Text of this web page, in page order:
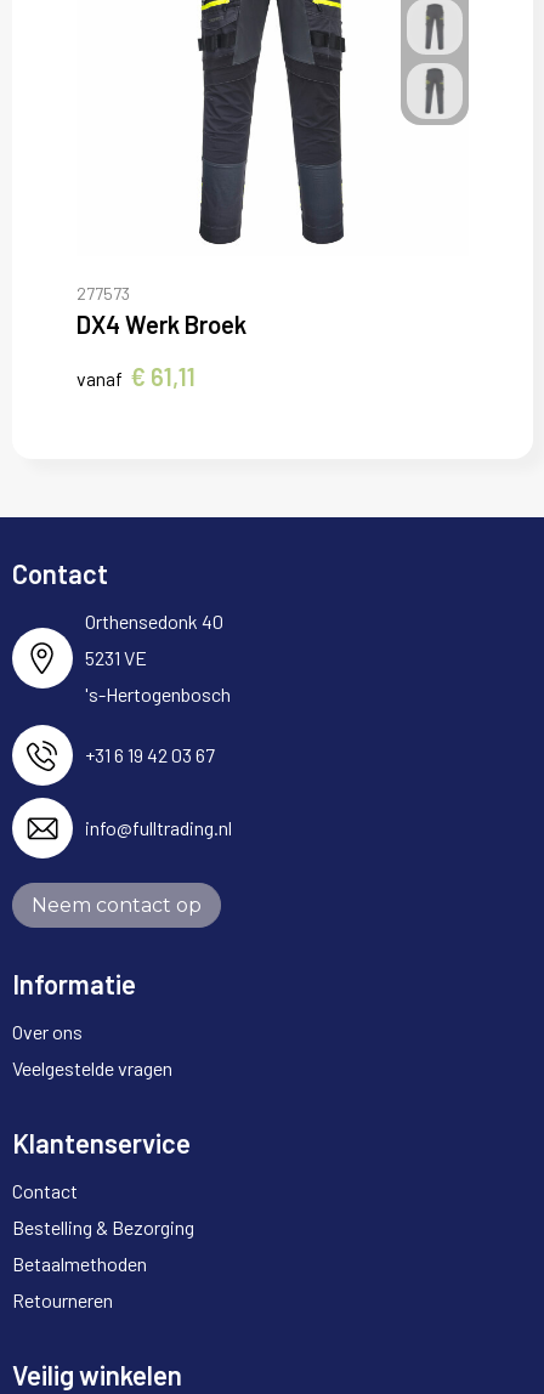
277573
DX4 Werk Broek
vanaf € 61,11
Contact
Orthensedonk 40
5231 VE
's-Hertogenbosch
+31 6 19 42 03 67
info@fulltrading.nl
Neem contact op
Informatie
Over ons
Veelgestelde vragen
Klantenservice
Contact
Bestelling & Bezorging
Betaalmethoden
Retourneren
Veilig winkelen